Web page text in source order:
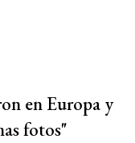
en Europa y
fotos"